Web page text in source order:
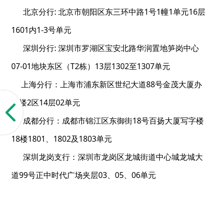
北京分行: 北京市朝阳区东三环中路1号1幢1单元16层
1601内1-3号单元
深圳分行: 深圳市罗湖区宝安北路华润置地笋岗中心
07-01地块东区（T2栋）13层1302至1307单元
上海分行：上海市浦东新区世纪大道88号金茂大厦办
公楼2区14层02单元
成都分行：成都市锦江区东御街18号百扬大厦写字楼
18楼1801、1802及1803单元
深圳龙岗支行：深圳市龙岗区龙城街道中心城龙城大
道99号正中时代广场夹层03、05、06单元